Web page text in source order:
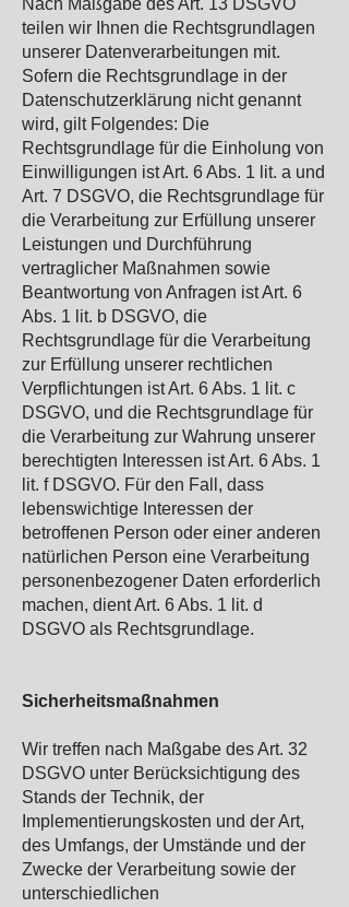
Nach Maßgabe des Art. 13 DSGVO
teilen wir Ihnen die Rechtsgrundlagen
unserer Datenverarbeitungen mit.
Sofern die Rechtsgrundlage in der
Datenschutzerklärung nicht genannt
wird, gilt Folgendes: Die
Rechtsgrundlage für die Einholung von
Einwilligungen ist Art. 6 Abs. 1 lit. a und
Art. 7 DSGVO, die Rechtsgrundlage für
die Verarbeitung zur Erfüllung unserer
Leistungen und Durchführung
vertraglicher Maßnahmen sowie
Beantwortung von Anfragen ist Art. 6
Abs. 1 lit. b DSGVO, die
Rechtsgrundlage für die Verarbeitung
zur Erfüllung unserer rechtlichen
Verpflichtungen ist Art. 6 Abs. 1 lit. c
DSGVO, und die Rechtsgrundlage für
die Verarbeitung zur Wahrung unserer
berechtigten Interessen ist Art. 6 Abs. 1
lit. f DSGVO. Für den Fall, dass
lebenswichtige Interessen der
betroffenen Person oder einer anderen
natürlichen Person eine Verarbeitung
personenbezogener Daten erforderlich
machen, dient Art. 6 Abs. 1 lit. d
DSGVO als Rechtsgrundlage.
Sicherheitsmaßnahmen
Wir treffen nach Maßgabe des Art. 32
DSGVO unter Berücksichtigung des
Stands der Technik, der
Implementierungskosten und der Art,
des Umfangs, der Umstände und der
Zwecke der Verarbeitung sowie der
unterschiedlichen